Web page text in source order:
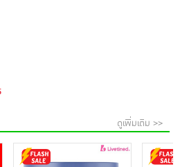
ดูเพิ่มเติม >>